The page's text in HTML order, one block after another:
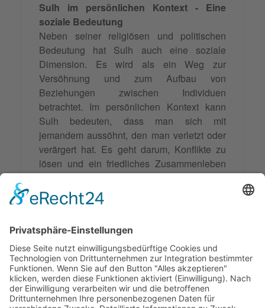
Sulh im persönlichen Kontext - Eine
soziale Bedeutung
Neben seiner religiösen und politischen
Bedeutung hat Sulh auch eine soziale
Dimension. Es wird als ein Weg zur
Versöhnung und zum Aufbau von
Beziehungen zwischen Individuen
betrachtet. Im persönlichen Kontext kann
Sulh bedeuten, dass man sich mit
jemandem aussöhnt, den man verletzt oder
verärgert hat. Es geht darum, Konflikte zu
lösen und ein friedliches Zusammenleben
zu ermöglichen.
Im persönlichen Kontext kann Sulh zum
die sich zerstritten haben, wieder versöhnen
und ihre Freundschaft wieder aufbauen.
Durch Sulh können auchFamilienkonflikte
gelöst und Beziehungen gestärkt werden.